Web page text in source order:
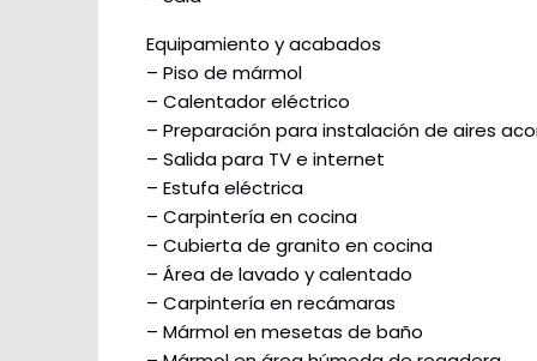
Equipamiento y acabados
– Piso de mármol
– Calentador eléctrico
– Preparación para instalación de aires
– Salida para TV e internet
– Estufa eléctrica
– Carpintería en cocina
– Cubierta de granito en cocina
– Área de lavado y calentado
– Carpintería en recámaras
– Mármol en mesetas de baño